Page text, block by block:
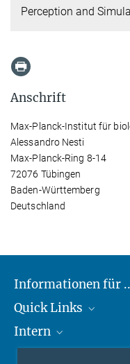
Perception and
Anschrift
Max-Planck-Institut für
Alessandro Nesti
Max-Planck-Ring 8-14
72076 Tübingen
Baden-Württemberg
Deutschland
Informationen für
Lieferanten
Studierende
Quick Links
Max-Planck-
Max-Planck-
Intern